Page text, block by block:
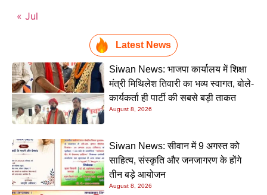
« Jul
Latest News
Siwan News: भाजपा कार्यालय में शिक्षा
मंत्री मिथिलेश तिवारी का भव्य स्वागत, बोले-
कार्यकर्ता ही पार्टी की सबसे बड़ी ताकत
August 8, 2026
Siwan News: सीवान में 9 अगस्त को
साहित्य, संस्कृति और जनजागरण के होंगे
तीन बड़े आयोजन
August 8, 2026